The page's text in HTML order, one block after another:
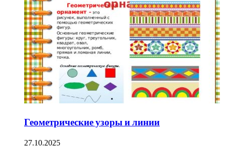
Геометрические узоры и линии
27.10.2025